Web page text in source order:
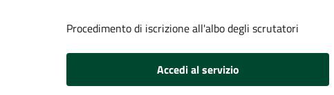
Procedimento di iscrizione all'albo degli scrutatori
Accedi al servizio